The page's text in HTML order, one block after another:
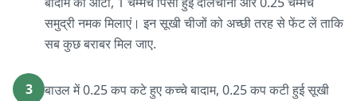
समुद्री नमक मिलाएं। इन सूखी चीजों को अच्छी तरह से फेंट लें ताकि
सब कुछ बराबर मिल जाए.
3
बाउल में 0.25 कप कटे हुए कच्चे बादाम, 0.25 कप कटी हुई सूखी